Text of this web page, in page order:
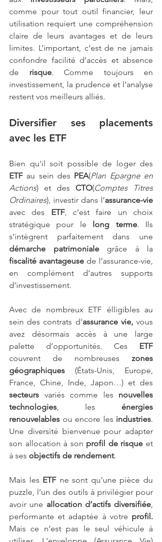
comme pour tout outil financier, leur
utilisation requiert une compréhension
claire de leurs avantages et de leurs
limites. L’important, c’est de ne jamais
confondre facilité d’accès et absence
de risque. Comme toujours en
investissement, la prudence et l’analyse
restent vos meilleurs alliés.
Diversifier ses placements
avec les ETF
ETF au sein des PEA(Plan Epargne en
Actions) et des CTO(Comptes Titres
Ordinaires), investir dans l’assurance-vie
avec des ETF, c’est faire un choix
stratégique pour le long terme. Ils
démarche patrimoniale
fiscalité avantageuse de l’assurance-vie,
en complément d’autres supports
d’investissement.
Avec de
nombreux ETF élligibles au
sein des contrats d'assurance vie, vous
avez désormais accès à une large
palette d’opportunités. Ces
couvrent de nombreuses zones
géographiques (États-Unis, Europe,
secteurs variés comme les nouvelles
technologies, les énergies
renouvelables ou encore les industries.
Une diversité bienvenue pour adapter
son allocation à son profil de risque et
à ses objectifs de rendement.
Mais les ETF ne sont qu’une pièce du
puzzle, l’un des outils à privilégier pour
avoir une allocation d’actifs diversifiée,
performante et adaptée à votre profil.
Mais ce n’est pas le seul véhicule à